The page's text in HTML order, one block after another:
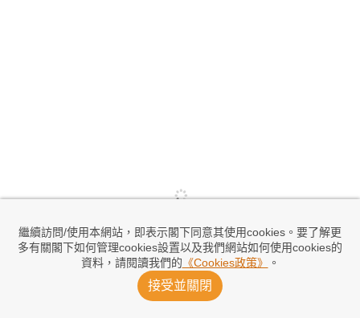
繼續訪問/使用本網站，即表示閣下同意其使用cookies。要了解更
多有關閣下如何管理cookies設置以及我們網站如何使用cookies的
資料，請閱讀我們的 《Cookies政策》 。
接受並關閉